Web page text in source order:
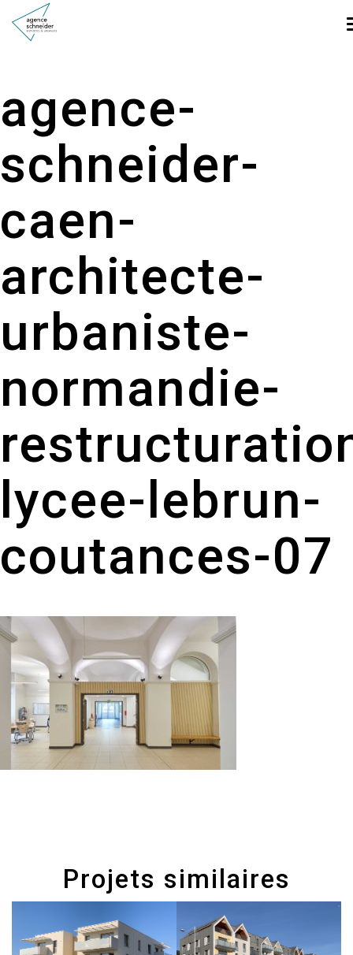
agence-
schneider-
caen-
architecte-
urbaniste-
normandie-
lycee-lebrun-
coutances-07
Projets similaires